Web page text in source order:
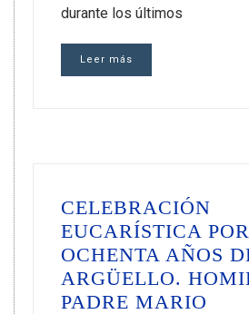
durante los últimos
Leer más
CELEBRACIÓN
EUCARÍSTICA
OCHENTA AÑOS
ARGÜELLO.
PADRE MARIO